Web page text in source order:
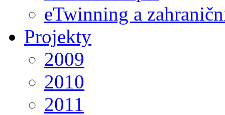
eTwinning a
Projekty
2009
2010
2011